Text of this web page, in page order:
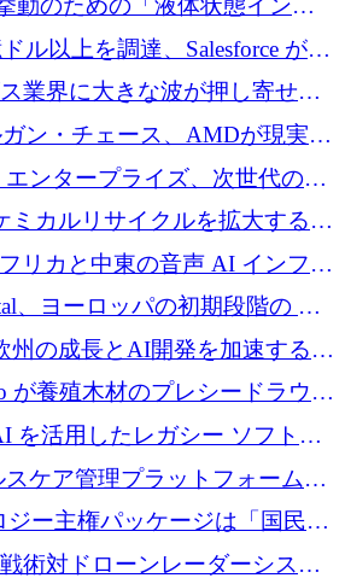
呼びかけ
動のための「液体状態インテ
構築するために3,600万ドルを
状態から出現
ル以上を調達、Salesforce が
収、Built in Europe キャンペー
ス業界に大きな波が押し寄せて
初のAIネイティブ銀行」のボ
ガン・チェース、AMDが現実世
ク・アプリケーションを探索
AIデータセンターを立ち
ンタープライズ、次世代のデ
設者向けにロンドンの出発点
ミカルリサイクルを拡大するた
で1,550万ユーロを調達
リカと中東の音声 AI インフラ
構築するために 300 万ドルを
、ヨーロッパの初期段階の AI
向けに 1 億 300 万ユーロのフ
げる
州の成長とAI開発を加速するた
ーロを確保
が養殖木材のプレシードラウン
ロを調達
を活用したレガシー ソフトウ
ために 660 万ドルを調達
スケア管理プラットフォームを
シリーズ C で 3,000 万ポンド
ジー主権パッケージは「国民の
ものだと発言
術対ドローンレーダーシステ